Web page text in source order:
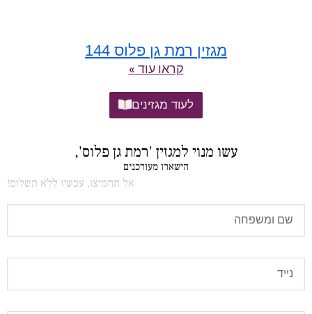
מגזין רמת גן פלוס 144
קראו עוד »
לעוד מגזינים
עשו מנוי למגזין 'רמת גן פלוס',
הישארו מעודכנים
אל תחמיצו, עכשיו ללא תשלום!